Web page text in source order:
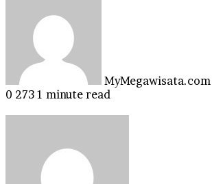
MyMegawisata.com
0 273 1 minute read